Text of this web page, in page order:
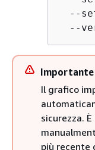
--
--
Importante
Il grafico
sicurezza.
più recente